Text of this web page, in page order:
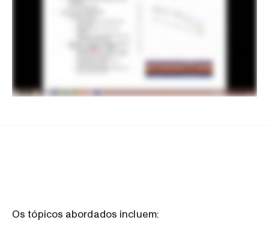
Os tópicos abordados incluem: